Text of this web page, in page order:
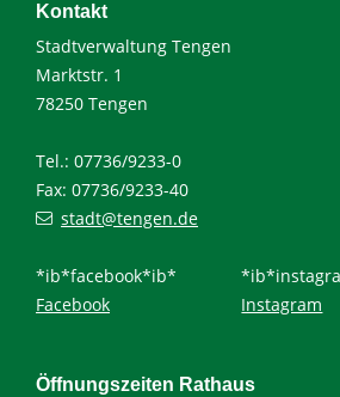
Kontakt
Stadtverwaltung Tengen
Marktstr. 1
78250 Tengen
Tel.: 07736/9233-0
Fax: 07736/9233-40
stadt@tengen.de
*ib*facebook*ib*
Facebook
Instagram
Öffnungszeiten Rathaus